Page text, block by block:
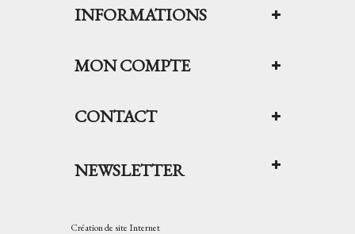
INFORMATIONS
MON COMPTE
CONTACT
NEWSLETTER
Création de site Internet